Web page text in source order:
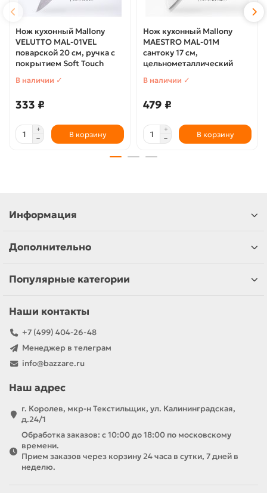
Нож кухонный Mallony
VELUTTO MAL-01VEL
поварской 20 см, ручка с
покрытием Soft Touch
В наличии ✓
333 ₽
В корзину
Нож кухонный Mallony
MAESTRO MAL-01M
сантоку 17 см,
цельнометаллический
В наличии ✓
479 ₽
В корзину
Информация
Дополнительно
Популярные категории
Наши контакты
+7 (499) 404-26-48
Менеджер в телеграм
info@bazzare.ru
Наш адрес
г. Королев, мкр-н Текстильщик, ул. Калининградская,
д.24/1
Обработка заказов: с 10:00 до 18:00 по московскому
времени.
Прием заказов через корзину 24 часа в сутки, 7 дней в
неделю.